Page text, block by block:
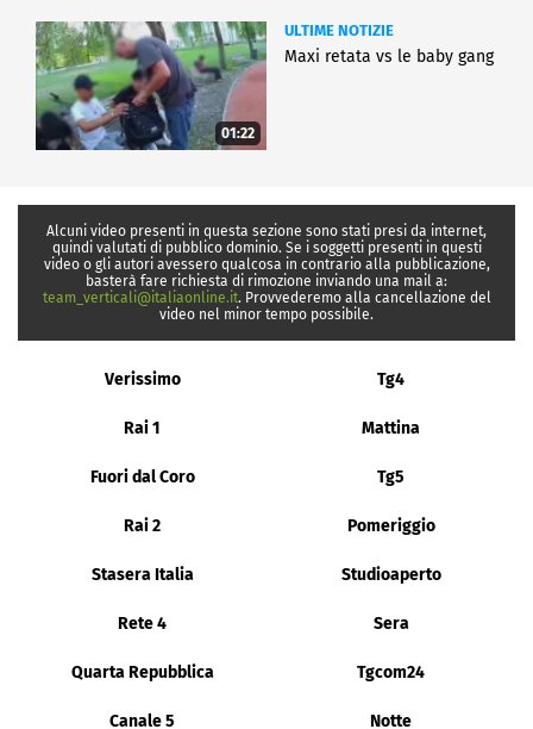
01:22
ULTIME NOTIZIE
Maxi retata vs le baby gang
Alcuni video presenti in questa sezione sono stati presi da internet,
quindi valutati di pubblico dominio. Se i soggetti presenti in questi
video o gli autori avessero qualcosa in contrario alla pubblicazione,
basterà fare richiesta di rimozione inviando una mail a:
team_verticali@italiaonline.it. Provvederemo alla cancellazione del
video nel minor tempo possibile.
Verissimo Tg4
Rai 1 Mattina
Fuori dal Coro Tg5
Rai 2 Pomeriggio
Stasera Italia Studioaperto
Rete 4 Sera
Quarta Repubblica Tgcom24
Canale 5 Notte